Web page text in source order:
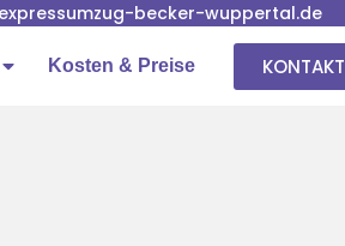
becker-wuppertal.de
Kosten & Preise KONTAKT